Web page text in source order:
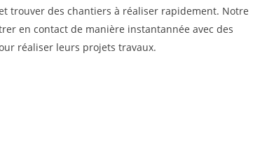
trouver des chantiers à réaliser rapidement. Notre
en contact de manière instantannée avec des
réaliser leurs projets travaux.